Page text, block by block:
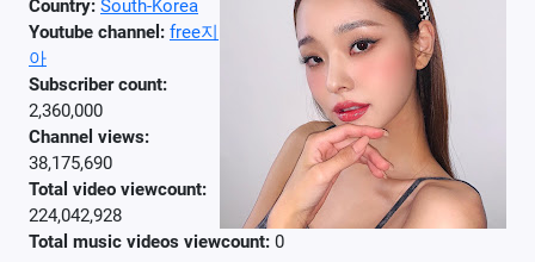
Country: South-Korea
Youtube channel: free지
아
Subscriber count:
2,360,000
Channel views:
38,175,690
Total video viewcount:
224,042,928
Total music videos viewcount: 0